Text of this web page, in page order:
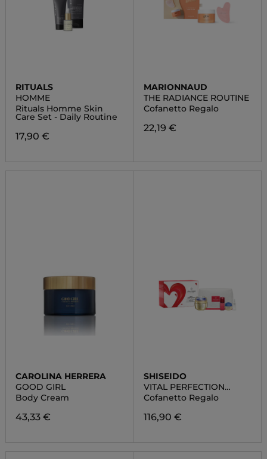
RITUALS
HOMME
Rituals Homme Skin
Care Set - Daily Routine
17,90 €
MARIONNAUD
THE RADIANCE ROUTINE
Cofanetto Regalo
22,19 €
CAROLINA HERRERA
GOOD GIRL
Body Cream
43,33 €
SHISEIDO
VITAL PERFECTION
SUPREME POUCH SET
Cofanetto Regalo
116,90 €